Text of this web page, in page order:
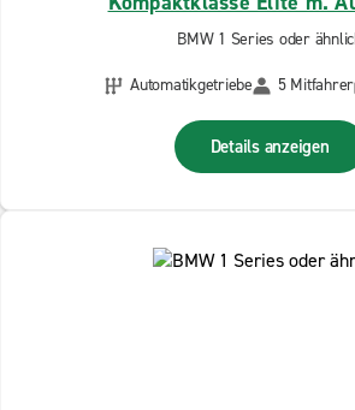
BMW 1 Series oder
Automatikgetriebe
5 Mitfahrer
Details anzeigen